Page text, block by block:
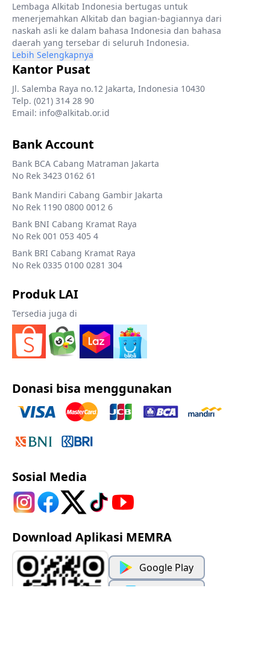
Lembaga Alkitab Indonesia bertugas untuk
menerjemahkan Alkitab dan bagian-bagiannya dari
naskah asli ke dalam bahasa Indonesia dan bahasa
daerah yang tersebar di seluruh Indonesia.
Lebih Selengkapnya
Kantor Pusat
Jl. Salemba Raya no.12 Jakarta, Indonesia 10430
Telp. (021) 314 28 90
Email: info@alkitab.or.id
Bank Account
Bank BCA Cabang Matraman Jakarta
No Rek 3423 0162 61
Bank Mandiri Cabang Gambir Jakarta
No Rek 1190 0800 0012 6
Bank BNI Cabang Kramat Raya
No Rek 001 053 405 4
Bank BRI Cabang Kramat Raya
No Rek 0335 0100 0281 304
Produk LAI
Tersedia juga di
Donasi bisa menggunakan
Sosial Media
Download Aplikasi MEMRA
Google Play